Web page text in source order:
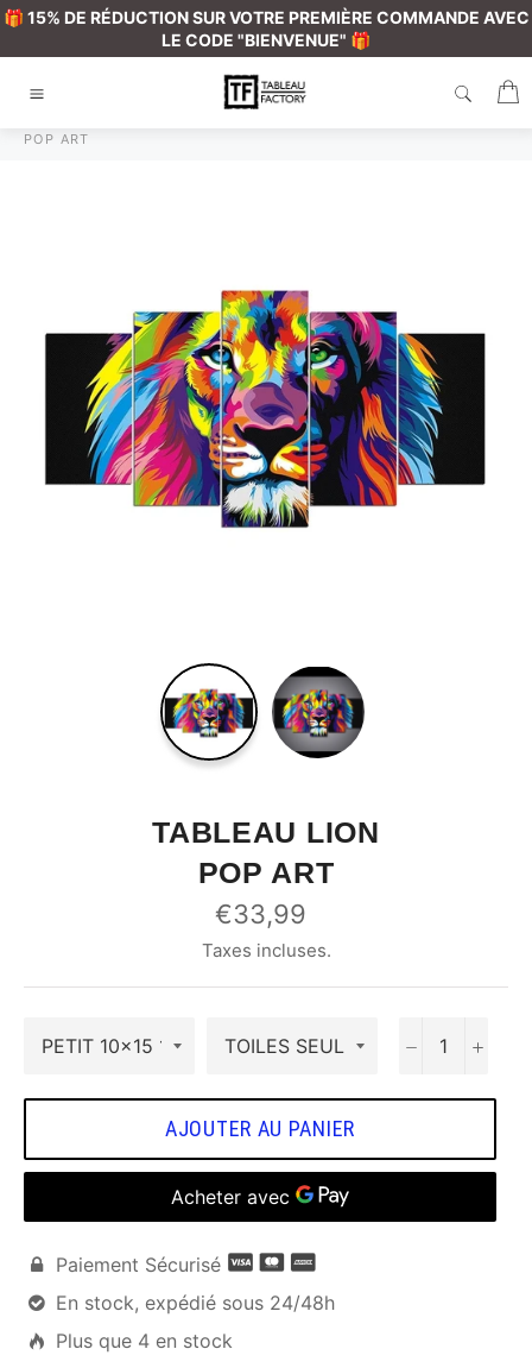
Passer
contenu
🎁 15% DE RÉDUCTION SUR VOTRE PREMIÈRE COMMANDE AVEC
LE CODE "BIENVENUE" 🎁
POP ART
TABLEAU LION
POP ART
Prix
régulier
€33,99
Taxes incluses.
− +
AJOUTER AU PANIER
 Paiement Sécurisé
 En stock, expédié sous 24/48h
 Plus que 4 en stock